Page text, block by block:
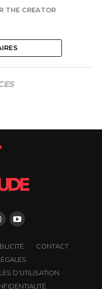
THE CREATOR
CONTACT
D’UTILISATION